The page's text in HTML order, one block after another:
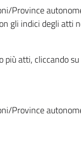
Province
gli indici degli
atti, cliccando
Province